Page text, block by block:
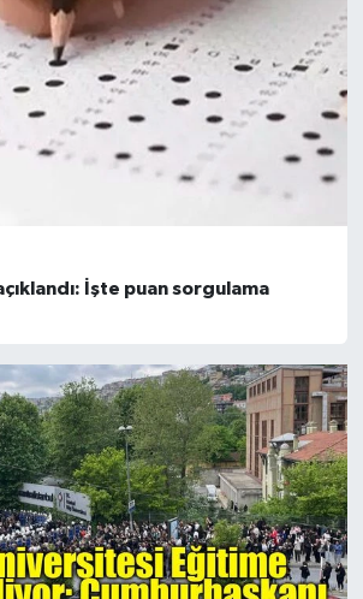
İşte puan sorgulama